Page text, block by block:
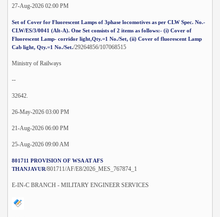
27-Aug-2026 02:00 PM
Set of Cover for Fluorescent Lamps of 3phase locomotives as per CLW Spec. No.-
CLW/ES/3/0041 (Alt-A). One Set consists of 2 items as follows:- (i) Cover of
Fluorescent Lamp- corridor light,Qty.=1 No./Set, (ii) Cover of fluorescent Lamp
Cab light, Qty.=1 No./Set./29264856/107068515
Ministry of Railways
--
32642.
26-May-2026 03:00 PM
21-Aug-2026 06:00 PM
25-Aug-2026 09:00 AM
801711 PROVISION OF WSA AT AFS
THANJAVUR/801711/AF/E8/2026_MES_767874_1
E-IN-C BRANCH - MILITARY ENGINEER SERVICES